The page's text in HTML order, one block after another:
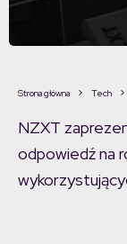
Strona główna Tech
NZXT
odpowiedź na